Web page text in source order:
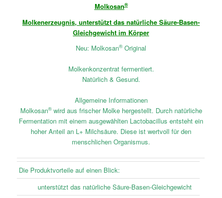
Molkosan®
Molkenerzeugnis, unterstützt das natürliche Säure-Basen-
Gleichgewicht im Körper
Neu: Molkosan®Original
Molkenkonzentrat fermentiert.
Natürlich & Gesund.
Allgemeine Informationen
Molkosan®wird aus frischer Molke hergestellt. Durch natürliche
Fermentation mit einem ausgewählten Lactobacillus entsteht ein
hoher Anteil an L+ Milchsäure. Diese ist wertvoll für den
menschlichen Organismus.
Die Produktvorteile auf einen Blick:
unterstützt das natürliche Säure-Basen-Gleichgewicht